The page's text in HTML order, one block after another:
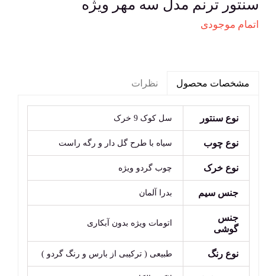
سنتور ترنم مدل سه مهر ویژه
اتمام موجودی
مشخصات محصول نظرات
نوع سنتور سل کوک 9 خرک
نوع چوب سیاه با طرح گل دار و رگه راست
نوع خرک چوب گردو ویژه
جنس سیم بدرا آلمان
جنس
گوشی
اتومات ویژه بدون آبکاری
نوع رنگ طبیعی ( ترکیبی از بارس و رنگ گردو )